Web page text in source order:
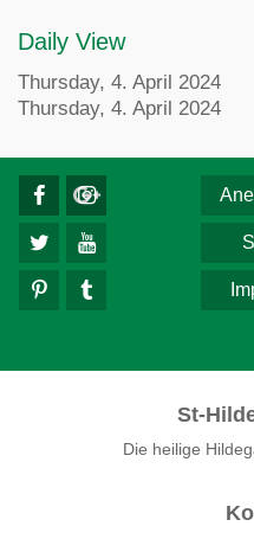
Daily View
Thursday, 4. April 2024
Thursday, 4. April 2024
St-
Die heilige